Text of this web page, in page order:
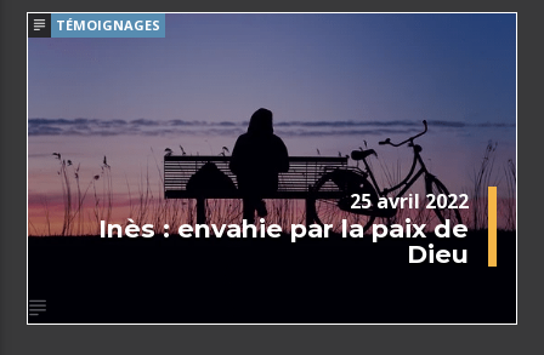
TÉMOIGNAGES
25 avril 2022
Inès : envahie par la paix de
Dieu